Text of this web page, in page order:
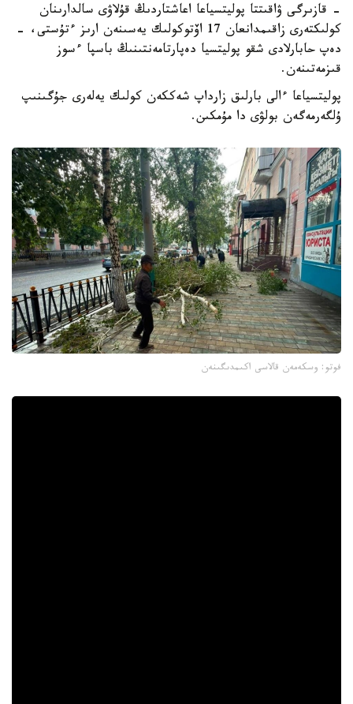
- قازىرگى ۋاقىتتا پوليتسياعا اعاشتاردىڭ قۇلاۋى سالدارىنان
كولىكتەرى زاقىمدانعان 17 اۆتوكولىك يەسىنەن ارىز ءتۇستى، -
دەپ حابارلادى شقو پوليتسيا دەپارتامەنتىنىڭ باسپا ءسوز
قىزمەتىنەن.
پوليتسياعا ءالى بارلىق زارداپ شەككەن كولىك يەلەرى جۇگىنىپ
ۇلگەرمەگەن بولۋى دا مۇمكىن.
فوتو: وسكەمەن قالاسى اكىمدىگىنەن